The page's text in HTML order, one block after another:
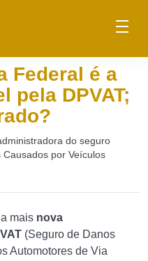
Federal é a
pela DPVAT;
do seguro
Causados por Veículos
mais nova
(Seguro de Danos
Automotores de Via